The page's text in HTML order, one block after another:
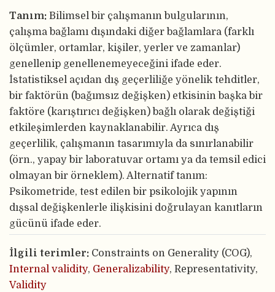
Tanım: Bilimsel bir çalışmanın bulgularının,
çalışma bağlamı dışındaki diğer bağlamlara (farklı
ölçümler, ortamlar, kişiler, yerler ve zamanlar)
genellenip genellenemeyeceğini ifade eder.
İstatistiksel açıdan dış geçerliliğe yönelik tehditler,
bir faktörün (bağımsız değişken) etkisinin başka bir
faktöre (karıştırıcı değişken) bağlı olarak değiştiği
etkileşimlerden kaynaklanabilir. Ayrıca dış
geçerlilik, çalışmanın tasarımıyla da sınırlanabilir
(örn., yapay bir laboratuvar ortamı ya da temsil edici
olmayan bir örneklem). Alternatif tanım:
Psikometride, test edilen bir psikolojik yapının
dışsal değişkenlerle ilişkisini doğrulayan kanıtların
gücünü ifade eder.
İlgili terimler: Constraints on Generality (COG),
Internal validity, Generalizability, Representativity,
Validity